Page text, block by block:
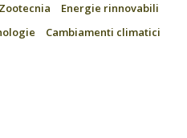
Zootecnia
Energie rinnovabili
Cambiamenti climatici